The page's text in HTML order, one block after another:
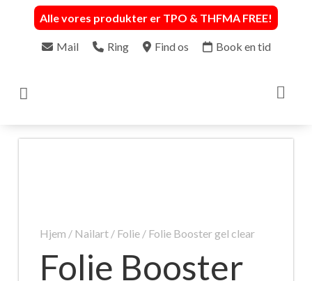
Alle vores produkter er TPO & THFMA FREE!
Mail Ring Find os Book en tid

Hjem / Nailart/ Folie/ Folie Booster gel clear
Folie Booster